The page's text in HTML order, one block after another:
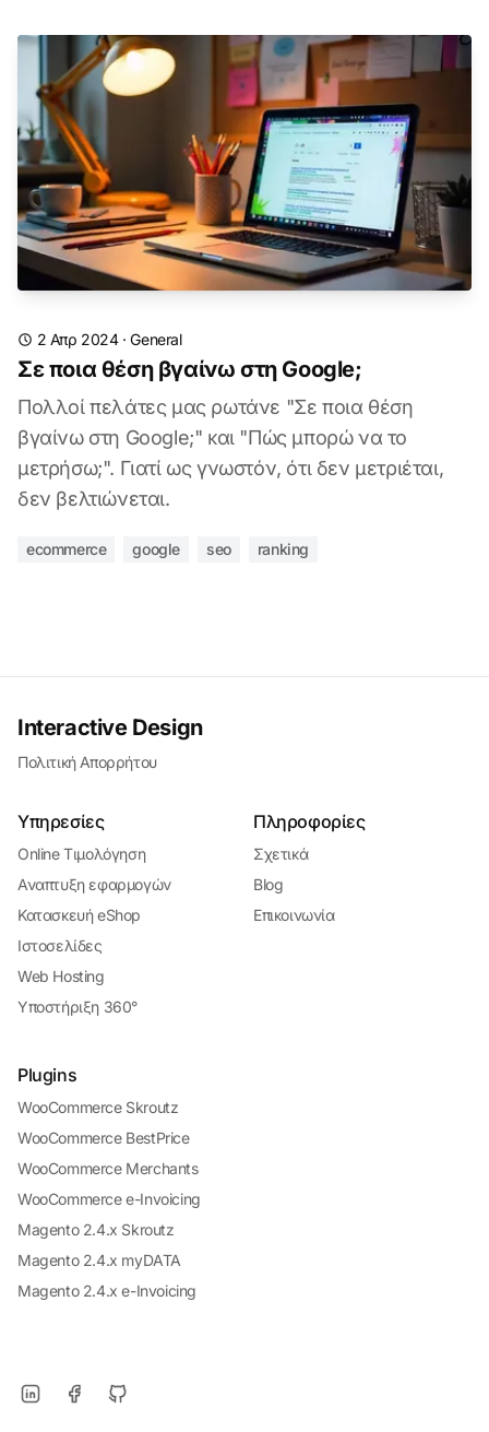
2 Απρ 2024·General
Σε ποια θέση βγαίνω στη Google;
Πολλοί πελάτες μας ρωτάνε "Σε ποια θέση
βγαίνω στη Google;" και "Πώς μπορώ να το
μετρήσω;". Γιατί ως γνωστόν, ότι δεν μετριέται,
δεν βελτιώνεται.
ecommerce google seo ranking
Interactive Design
Πολιτική Απορρήτου
Υπηρεσίες
Online Τιμολόγηση
Αναπτυξη εφαρμογών
Κατασκευή eShop
Ιστοσελίδες
Web Hosting
Υποστήριξη 360°
Πληροφορίες
Σχετικά
Blog
Επικοινωνία
Plugins
WooCommerce Skroutz
WooCommerce BestPrice
WooCommerce Merchants
WooCommerce e-Invoicing
Magento 2.4.x Skroutz
Magento 2.4.x myDATA
Magento 2.4.x e-Invoicing